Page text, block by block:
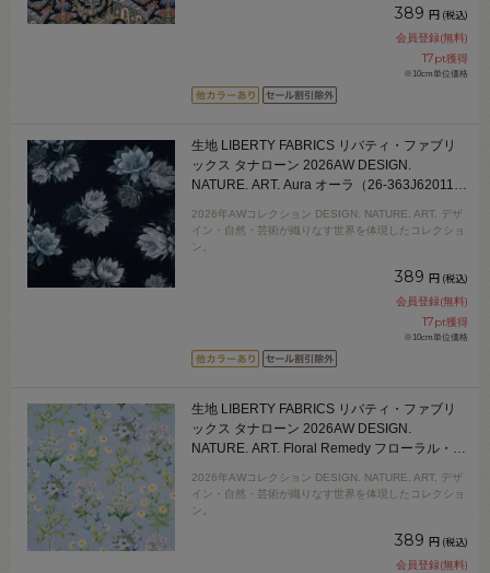
389 円 (税込)
会員登録(無料)
17pt獲得
※10cm単位価格
生地 LIBERTY FABRICS リバティ・ファブリ
ックス タナローン 2026AW DESIGN.
NATURE. ART. Aura オーラ（26-363J62011）
2026年AWコレクション DESIGN. NATURE. ART. デザ
イン・自然・芸術が織りなす世界を体現したコレクショ
ン。
389 円 (税込)
会員登録(無料)
17pt獲得
※10cm単位価格
生地 LIBERTY FABRICS リバティ・ファブリ
ックス タナローン 2026AW DESIGN.
NATURE. ART. Floral Remedy フローラル・レ
09Ac04j
2026年AWコレクション DESIGN. NATURE. ART. デザ
イン・自然・芸術が織りなす世界を体現したコレクショ
ン。
389 円 (税込)
会員登録(無料)